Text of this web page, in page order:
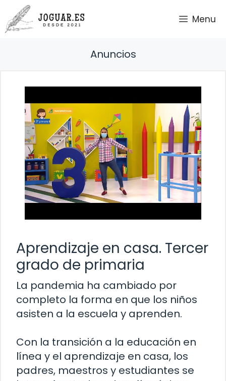
Saltar
al
contenido
Menu
Anuncios
Aprendizaje en casa. Tercer
grado de primaria
La pandemia ha cambiado por
completo la forma en que los niños
asisten a la escuela y aprenden.
Con la transición a la educación en
línea y el aprendizaje en casa, los
padres, maestros y estudiantes se